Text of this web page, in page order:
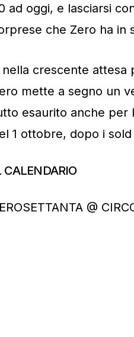
ad oggi, e lasciarsi
che Zero ha in
nella crescente attesa
mette a segno un
esaurito anche per
1 ottobre, dopo i
CALENDARIO
@